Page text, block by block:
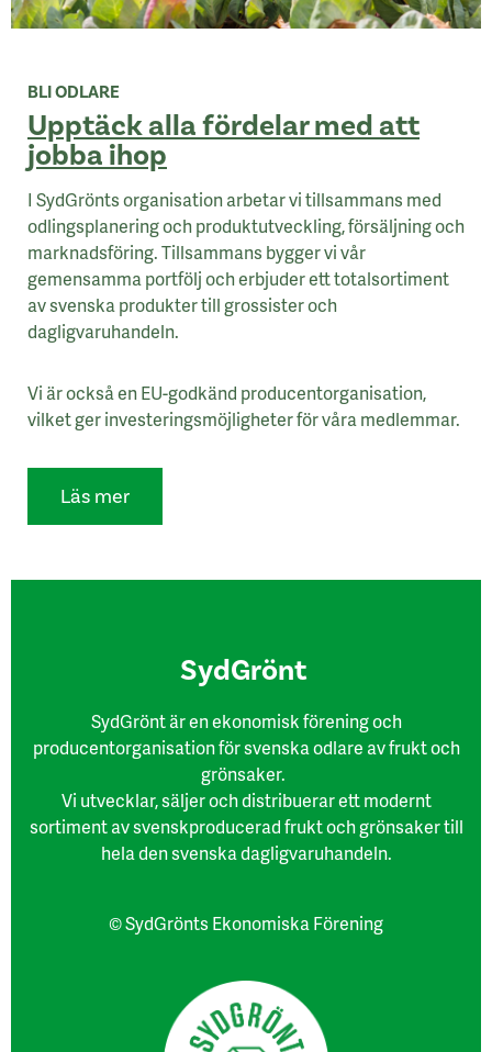
BLI ODLARE
Upptäck alla fördelar med att
jobba ihop
I SydGrönts organisation arbetar vi tillsammans med
odlingsplanering och produktutveckling, försäljning och
marknadsföring. Tillsammans bygger vi vår
gemensamma portfölj och erbjuder ett totalsortiment
av svenska produkter till grossister och
dagligvaruhandeln.
Vi är också en EU-godkänd producentorganisation,
vilket ger investeringsmöjligheter för våra medlemmar.
Läs mer
SydGrönt
SydGrönt är en ekonomisk förening och
producentorganisation för svenska odlare av frukt och
grönsaker.
Vi utvecklar, säljer och distribuerar ett modernt
sortiment av svenskproducerad frukt och grönsaker till
hela den svenska dagligvaruhandeln.
© SydGrönts Ekonomiska Förening